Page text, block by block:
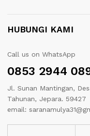
HUBUNGI KAMI
Call us on WhatsApp
0853 2944
Jl. Sunan Mantingan,
Tahunan, Jepara. 59427
email: